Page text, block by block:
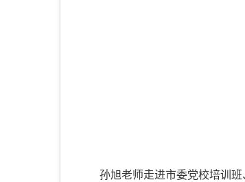
孙旭老师走进市委党校培训